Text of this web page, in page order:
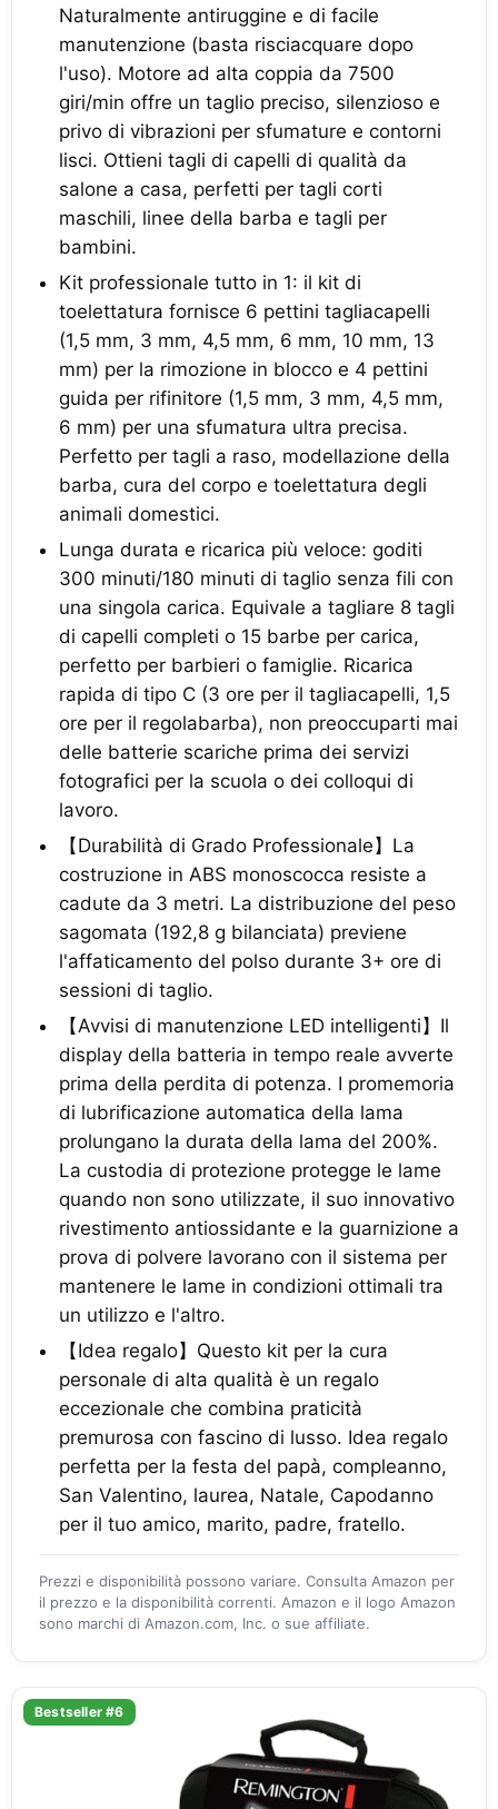
Naturalmente antiruggine e di facile
manutenzione (basta risciacquare dopo
l'uso). Motore ad alta coppia da 7500
giri/min offre un taglio preciso, silenzioso e
privo di vibrazioni per sfumature e contorni
lisci. Ottieni tagli di capelli di qualità da
salone a casa, perfetti per tagli corti
maschili, linee della barba e tagli per
bambini.
Kit professionale tutto in 1: il kit di
toelettatura fornisce 6 pettini tagliacapelli
(1,5 mm, 3 mm, 4,5 mm, 6 mm, 10 mm, 13
mm) per la rimozione in blocco e 4 pettini
guida per rifinitore (1,5 mm, 3 mm, 4,5 mm,
6 mm) per una sfumatura ultra precisa.
Perfetto per tagli a raso, modellazione della
barba, cura del corpo e toelettatura degli
animali domestici.
Lunga durata e ricarica più veloce: goditi
300 minuti/180 minuti di taglio senza fili con
una singola carica. Equivale a tagliare 8 tagli
di capelli completi o 15 barbe per carica,
perfetto per barbieri o famiglie. Ricarica
rapida di tipo C (3 ore per il tagliacapelli, 1,5
ore per il regolabarba), non preoccuparti mai
delle batterie scariche prima dei servizi
fotografici per la scuola o dei colloqui di
lavoro.
【Durabilità di Grado Professionale】La
costruzione in ABS monoscocca resiste a
cadute da 3 metri. La distribuzione del peso
sagomata (192,8 g bilanciata) previene
l'affaticamento del polso durante 3+ ore di
sessioni di taglio.
【Avvisi di manutenzione LED intelligenti】Il
display della batteria in tempo reale avverte
prima della perdita di potenza. I promemoria
di lubrificazione automatica della lama
prolungano la durata della lama del 200%.
La custodia di protezione protegge le lame
quando non sono utilizzate, il suo innovativo
rivestimento antiossidante e la guarnizione a
prova di polvere lavorano con il sistema per
mantenere le lame in condizioni ottimali tra
un utilizzo e l'altro.
【Idea regalo】Questo kit per la cura
personale di alta qualità è un regalo
eccezionale che combina praticità
premurosa con fascino di lusso. Idea regalo
perfetta per la festa del papà, compleanno,
San Valentino, laurea, Natale, Capodanno
per il tuo amico, marito, padre, fratello.
Prezzi e disponibilità possono variare. Consulta Amazon per
il prezzo e la disponibilità correnti. Amazon e il logo Amazon
sono marchi di Amazon.com, Inc. o sue affiliate.
Bestseller #6